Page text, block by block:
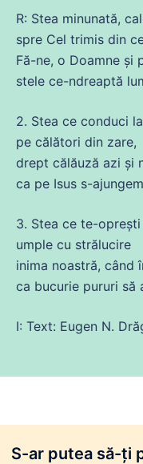
R: Stea minunată,
spre Cel trimis din
Fă-ne, o Doamne și
stele ce-ndreaptă
2. Stea ce conduci
pe călători din zare,
drept călăuză azi și
ca pe Isus s-
3. Stea ce te-oprești
umple cu strălucire
inima noastră, când
ca bucurie pururi să
I: Text: Eugen N.
S-ar putea să-ți